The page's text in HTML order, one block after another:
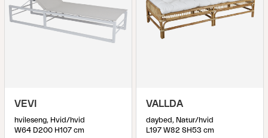
VEVI
hvileseng, Hvid/hvid
W64 D200 H107 cm
VALLDA
daybed, Natur/hvid
L197 W82 SH53 cm